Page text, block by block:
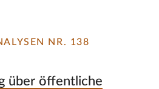
NR. 138
über öffentliche